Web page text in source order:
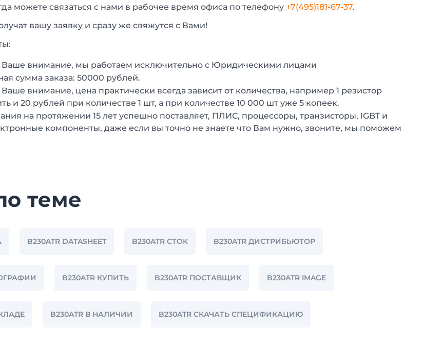
можете связаться с нами в рабочее время офиса по телефону +7(495)181-67-37.
вашу заявку и сразу же свяжутся с Вами!
внимание, мы работаем исключительно с Юридическими лицами
сумма заказа: 50000 рублей.
внимание, цена практически всегда зависит от количества, например 1 резистор
и 20 рублей при количестве 1 шт, а при количестве 10 000 шт уже 5 копеек.
на протяжении 15 лет успешно поставляет, ПЛИС, процессоры, транзисторы, IGBT и
компоненты, даже если вы точно не знаете что Вам нужно, звоните, мы поможем
теме
B230ATR DATASHEET B230ATR СТОК B230ATR ДИСТРИБЬЮТОР
B230ATR КУПИТЬ B230ATR ПОСТАВЩИК B230ATR IMAGE
B230ATR В НАЛИЧИИ B230ATR СКАЧАТЬ СПЕЦИФИКАЦИЮ